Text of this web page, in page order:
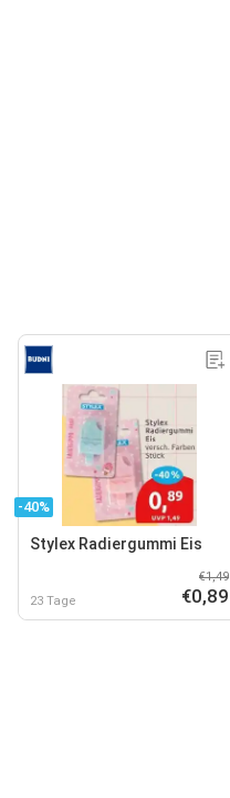
-40%
Stylex Radiergummi Eis
23 Tage
€1,49
€0,89